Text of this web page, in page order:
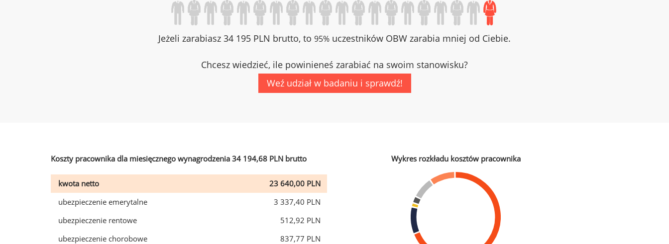
Jeżeli zarabiasz 34 195 PLN brutto, to 95% uczestników OBW zarabia mniej od Ciebie.
Chcesz wiedzieć, ile powinieneś zarabiać na swoim stanowisku?
Weź udział w badaniu i sprawdź!
Koszty pracownika dla miesięcznego wynagrodzenia 34 194,68 PLN brutto
kwota netto
23 640,00 PLN
ubezpieczenie emerytalne
3 337,40 PLN
ubezpieczenie rentowe
512,92 PLN
ubezpieczenie chorobowe
837,77 PLN
Wykres rozkładu kosztów pracownika